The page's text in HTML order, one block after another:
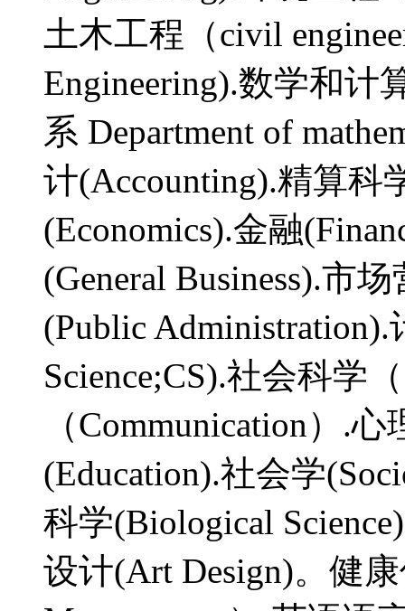
土木工程（civil
Engineering).数学和计
系 Department of
计(Accounting).精算科
(Economics).金融
(General Business).市
(Public
Science;CS).社会科学
（Communication）.
(Education).社会学
科学(Biological
设计(Art Design)。健